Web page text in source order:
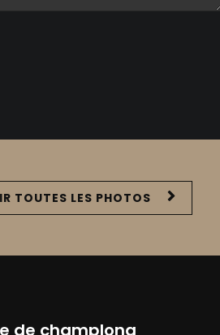
TOUTES LES PHOTOS
de champlong